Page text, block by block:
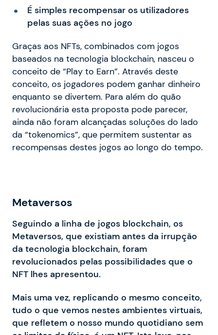
É simples recompensar os utilizadores
pelas suas ações no jogo
Graças aos NFTs, combinados com jogos
baseados na tecnologia blockchain, nasceu o
conceito de “Play to Earn”. Através deste
conceito, os jogadores podem ganhar dinheiro
enquanto se divertem. Para além do quão
revolucionária esta proposta pode parecer,
ainda não foram alcançadas soluções do lado
da “tokenomics”, que permitem sustentar as
recompensas destes jogos ao longo do tempo.
Metaversos
Seguindo a linha de jogos blockchain, os
Metaversos, que existiam antes da irrupção
da tecnologia blockchain, foram
revolucionados pelas possibilidades que o
NFT lhes apresentou.
Mais uma vez, replicando o mesmo conceito,
tudo o que vemos nestes ambientes virtuais,
que refletem o nosso mundo quotidiano sem